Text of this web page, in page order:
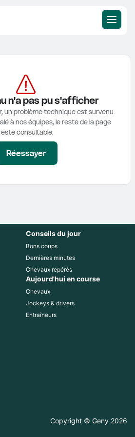
n'a pas pu s'afficher
un problème technique est survenu.
à nos équipes, le reste de la page
consultable.
Réessayer
Conseils du jour
Bons coups
Dernières minutes
Chevaux repérés
Aujourd'hui en course
Chevaux
Jockeys & drivers
Entraîneurs
Copyright © Geny 2026